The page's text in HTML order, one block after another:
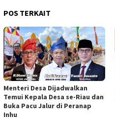
POS TERKAIT
Menteri Desa Dijadwalkan
Temui Kepala Desa se-Riau dan
Buka Pacu Jalur di Peranap
Inhu